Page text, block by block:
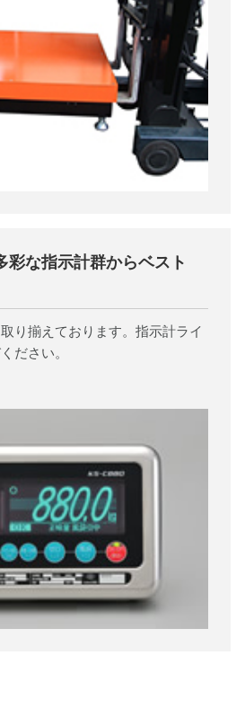
彩な指示計群からベスト
り揃えております。指示計ライ
ださい。